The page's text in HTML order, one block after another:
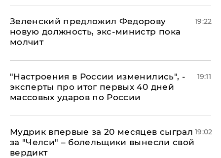
Зеленский предложил Федорову
новую должность, экс-министр пока
молчит
19:22
"Настроения в России изменились", -
эксперты про итог первых 40 дней
массовых ударов по России
19:11
Мудрик впервые за 20 месяцев сыграл
за "Челси" – болельщики вынесли свой
вердикт
19:02